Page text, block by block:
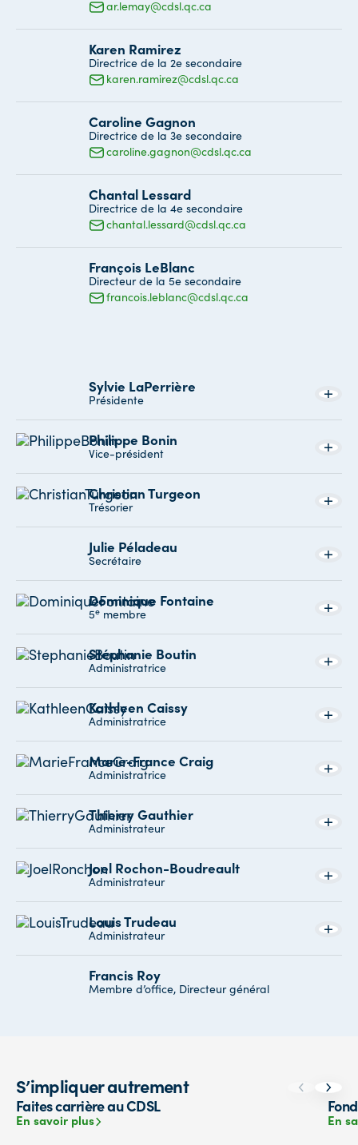
ar.lemay@cdsl.qc.ca
Karen Ramirez
Directrice de la 2e secondaire
karen.ramirez@cdsl.qc.ca
Caroline Gagnon
Directrice de la 3e secondaire
caroline.gagnon@cdsl.qc.ca
Chantal Lessard
Directrice de la 4e secondaire
chantal.lessard@cdsl.qc.ca
François LeBlanc
Directeur de la 5e secondaire
francois.leblanc@cdsl.qc.ca
Sylvie LaPerrière
Présidente
Philippe Bonin
Vice-président
Christian Turgeon
Trésorier
Julie Péladeau
Secrétaire
Dominique Fontaine
5e membre
Stéphanie Boutin
Administratrice
Kathleen Caissy
Administratrice
Marie-France Craig
Administratrice
Thierry Gauthier
Administrateur
Joel Rochon-Boudreault
Administrateur
Louis Trudeau
Administrateur
Francis Roy
Membre d’office, Directeur général
S’impliquer autrement
Faites carrière au CDSL
En savoir plus
En savoir plus En
En